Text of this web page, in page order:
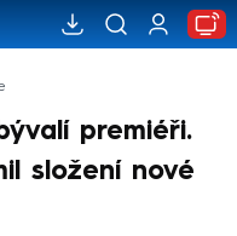
premiéři.
složení nové